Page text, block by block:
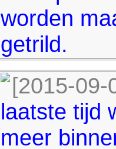
worden
getrild.
[2015-09-
laatste tijd
meer